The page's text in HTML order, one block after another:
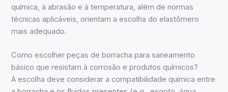
química, à abrasão e à temperatura, além de normas
técnicas aplicáveis, orientam a escolha do elastômero
mais adequado.
Como escolher peças de borracha para saneamento
básico que resistam à corrosão e produtos químicos?
A escolha deve considerar a compatibilidade química entre